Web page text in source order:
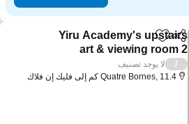
مشاركةAdd to favorites
Yiru Academy's upstairs
art & viewing room 2
مشاهدة الأسعار
لا يوجد تصنيف
Quatre Bornes, 11.4 كم إلى فليك إن فلاك